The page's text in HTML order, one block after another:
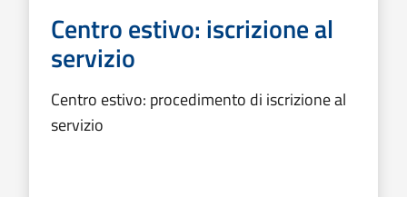
Centro estivo: iscrizione al
servizio
Centro estivo: procedimento di iscrizione al
servizio